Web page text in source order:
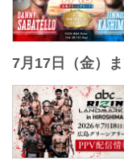
7月17日（金）